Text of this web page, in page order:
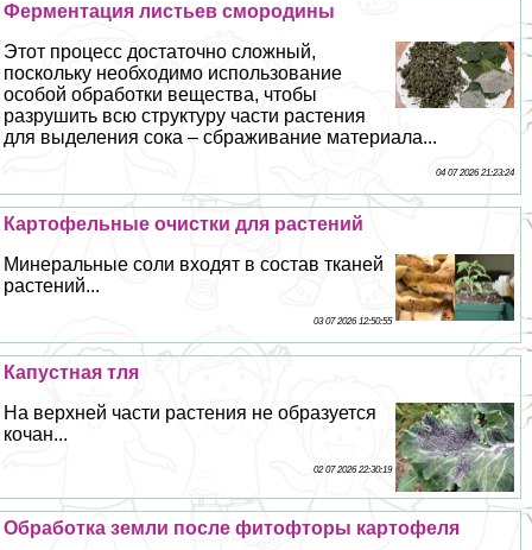
Ферментация листьев смородины
Этот процесс достаточно сложный,
поскольку необходимо использование
особой обработки вещества, чтобы
разрушить всю структуру части растения
для выделения сока – сбраживание материала...
04 07 2026 21:23:24
Картофельные очистки для растений
Минеральные соли входят в состав тканей
растений...
03 07 2026 12:50:55
Капустная тля
На верхней части растения не образуется
кочан...
02 07 2026 22:30:19
Обработка земли после фитофторы картофеля